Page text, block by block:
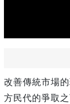
改善傳統市場
方民代的爭取